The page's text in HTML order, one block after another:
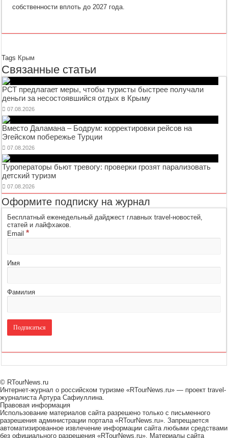
собственности вплоть до 2027 года.
Tags Крым
Связанные статьи
РСТ предлагает меры, чтобы туристы быстрее получали
деньги за несостоявшийся отдых в Крыму
07.08.2026
Вместо Даламана – Бодрум: корректировки рейсов на
Эгейском побережье Турции
07.08.2026
Туроператоры бьют тревогу: проверки грозят парализовать
детский туризм
07.08.2026
Оформите подписку на журнал
Бесплатный еженедельный дайджест главных travel-новостей,
статей и лайфхаков.
Email*
Имя
Фамилия
© RTourNews.ru
Интернет-журнал о российском туризме «RTourNews.ru» — проект travel-
журналиста Артура Сафиуллина.
Правовая информация
Использование материалов сайта разрешено только с письменного
разрешения администрации портала «RTourNews.ru». Запрещается
автоматизированное извлечение информации сайта любыми средствами
без официального разрешения «RTourNews.ru». Материалы сайта